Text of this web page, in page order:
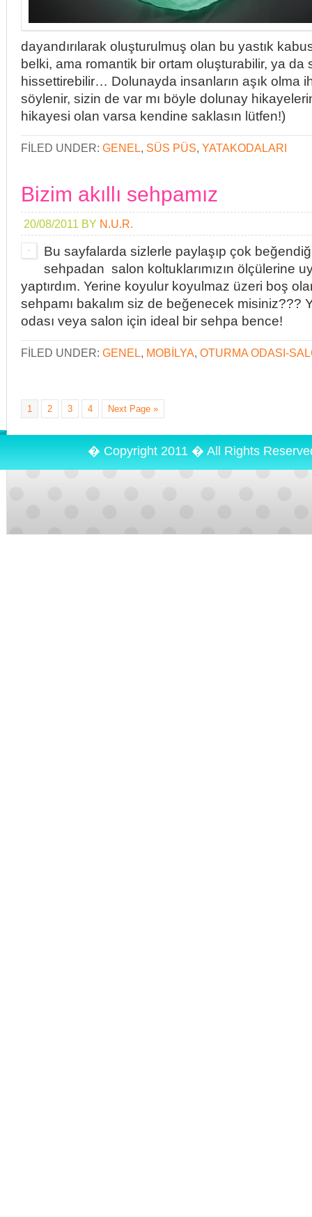
dayandırılarak oluşturulmuş olan bu yastık
belki, ama romantik bir ortam oluşturabilir, ya da
hissettirebilir… Dolunayda insanların aşık olma
söylenir, sizin de var mı böyle dolunay
hikayesi olan varsa kendine saklasın lütfen!)
FILED UNDER: GENEL, SÜS PÜS, YATAKODALARI
Bizim akıllı sehpamız
20/08/2011 BY N.U.R.
Bu sayfalarda sizlerle paylaşıp çok
sehpadan salon koltuklarımızın ölçülerine
yaptırdım. Yerine koyulur koyulmaz üzeri boş
sehpamı bakalım siz de beğenecek misiniz???
odası veya salon için ideal bir sehpa bence!
FILED UNDER: GENEL, MOBILYA, OTURMA ODASI-
1 2 3 4 Next Page »
� Copyright 2011 � All Rights